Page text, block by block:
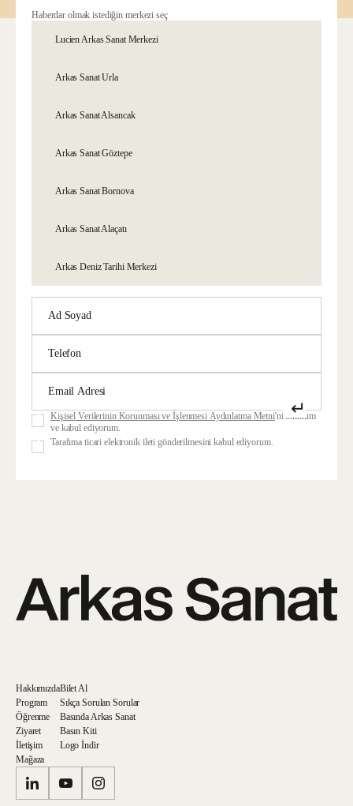
Haberdar olmak istediğin merkezi seç
Lucien Arkas Sanat Merkezi
Arkas Sanat Urla
Arkas Sanat Alsancak
Arkas Sanat Göztepe
Arkas Sanat Bornova
Arkas Sanat Alaçatı
Arkas Deniz Tarihi Merkezi
Kişisel Verilerinin Korunması ve İşlenmesi Aydınlatma Metni'ni okudum
ve kabul ediyorum.
Tarafıma ticari elektronik ileti gönderilmesini kabul ediyorum.
↵
Hakkımızda
Program
Öğrenme
Ziyaret
İletişim
Mağaza
Bilet Al
Sıkça Sorulan Sorular
Basında Arkas Sanat
Basın Kiti
Logo İndir